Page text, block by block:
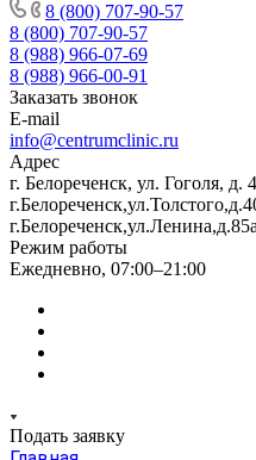
8 (800) 707-90-57
8 (800) 707-90-57
8 (988) 966-07-69
8 (988) 966-00-91
Заказать звонок
E-mail
info@centrumclinic.ru
Адрес
г. Белореченск, ул. Гоголя, д.
г.Белореченск,ул.Ленина,д.85а
Режим работы
Ежедневно, 07:00–21:00
Подать заявку